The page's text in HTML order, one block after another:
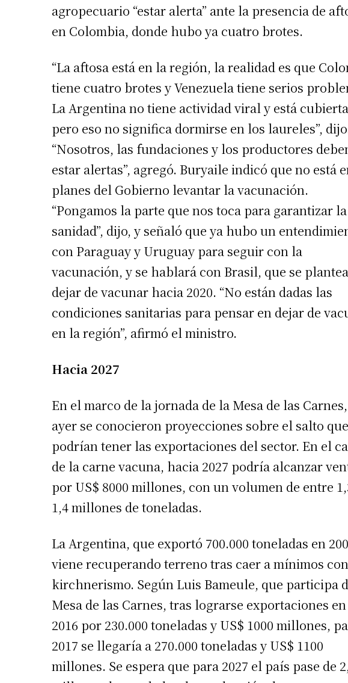
agropecuario “estar alerta” ante la presencia de
en Colombia, donde hubo ya cuatro brotes.
“La aftosa está en la región, la realidad es que
tiene cuatro brotes y Venezuela tiene serios
La Argentina no tiene actividad viral y está
pero eso no significa dormirse en los laureles”,
“Nosotros, las fundaciones y los productores
estar alertas”, agregó. Buryaile indicó que no está
planes del Gobierno levantar la vacunación.
“Pongamos la parte que nos toca para garantizar la
sanidad”, dijo, y señaló que ya hubo un
con Paraguay y Uruguay para seguir con la
vacunación, y se hablará con Brasil, que se plantea
dejar de vacunar hacia 2020. “No están dadas las
condiciones sanitarias para pensar en dejar de
en la región”, afirmó el ministro.
Hacia 2027
En el marco de la jornada de la Mesa de las Carnes,
ayer se conocieron proyecciones sobre el salto que
podrían tener las exportaciones del sector. En el
de la carne vacuna, hacia 2027 podría alcanzar
por US$ 8000 millones, con un volumen de entre
1,4 millones de toneladas.
La Argentina, que exportó 700.000 toneladas en
viene recuperando terreno tras caer a mínimos
kirchnerismo. Según Luis Bameule, que participa
Mesa de las Carnes, tras lograrse exportaciones en
2016 por 230.000 toneladas y US$ 1000 millones,
2017 se llegaría a 270.000 toneladas y US$ 1100
millones. Se espera que para 2027 el país pase de